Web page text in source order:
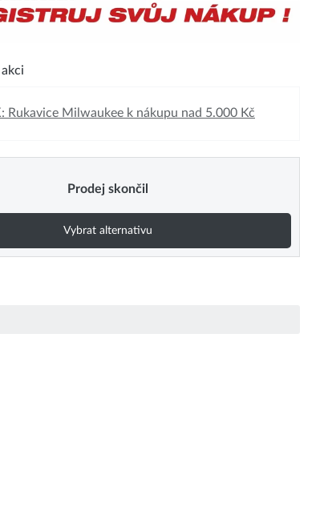
Rukavice Milwaukee k nákupu nad 5.000 Kč
Prodej skončil
Vybrat alternativu